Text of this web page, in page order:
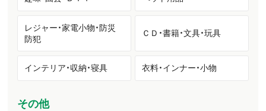
レジャー・家電小物・防災
防犯
ＣＤ・書籍・文具・玩具
インテリア・収納・寝具 衣料・インナー・小物
その他